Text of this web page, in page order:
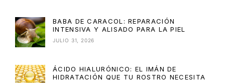
BABA DE CARACOL: REPARACIÓN
INTENSIVA Y ALISADO PARA LA PIEL
JULIO 31, 2026
ÁCIDO HIALURÓNICO: EL IMÁN DE
HIDRATACIÓN QUE TU ROSTRO NECESITA